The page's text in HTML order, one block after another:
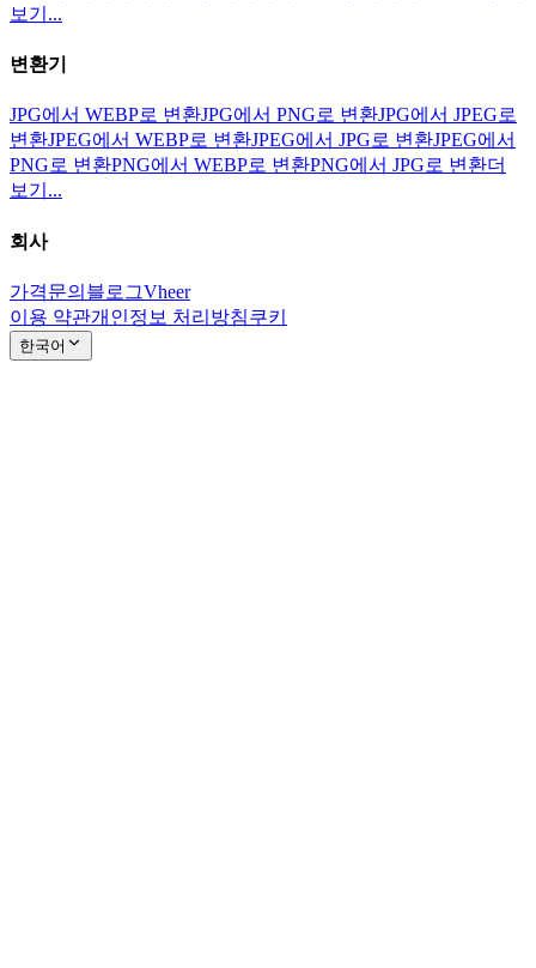
보기...
변환기
JPG에서 WEBP로 변환JPG에서 PNG로 변환JPG에서 JPEG로
변환JPEG에서 WEBP로 변환JPEG에서 JPG로 변환JPEG에서
PNG로 변환PNG에서 WEBP로 변환PNG에서 JPG로 변환더
보기...
회사
가격문의 블로그Vheer
이용 약관개인정보 처리방침쿠키
한국어